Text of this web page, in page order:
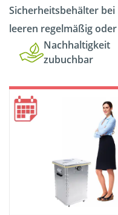
Sicherheitsbehälter
leeren regelmäßig
Nachhaltigkeit
zubuchbar